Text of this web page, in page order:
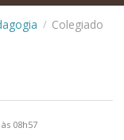
/ Colegiado
08h57